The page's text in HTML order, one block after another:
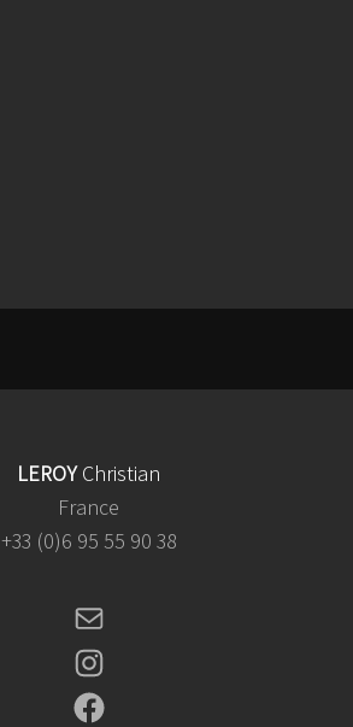
LEROYChristian
France
+33 (0)6 95 55 90 38
Mail
Instagram
Facebook